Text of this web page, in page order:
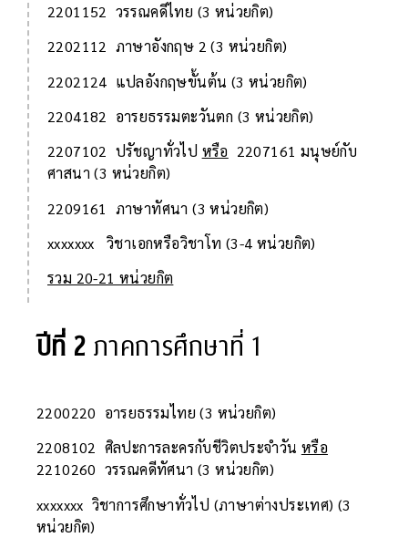
2201152 วรรณคดีไทย (3 หน่วยกิต)
2202112 ภาษาอังกฤษ 2 (3 หน่วยกิต)
2202124 แปลอังกฤษขั้นต้น (3 หน่วยกิต)
2204182 อารยธรรมตะวันตก (3 หน่วยกิต)
2207102 ปรัชญาทั่วไป หรือ 2207161 มนุษย์กับ
ศาสนา (3 หน่วยกิต)
2209161 ภาษาทัศนา (3 หน่วยกิต)
xxxxxxx วิชาเอกหรือวิชาโท (3-4 หน่วยกิต)
รวม 20-21 หน่วยกิต
ปีที่ 2 ภาคการศึกษาที่ 1
2200220 อารยธรรมไทย (3 หน่วยกิต)
2208102 ศิลปะการละครกับชีวิตประจำวัน หรือ
2210260 วรรณคดีทัศนา (3 หน่วยกิต)
xxxxxxx วิชาการศึกษาทั่วไป (ภาษาต่างประเทศ) (3
หน่วยกิต)